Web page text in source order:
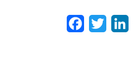
Facebook
Twitter